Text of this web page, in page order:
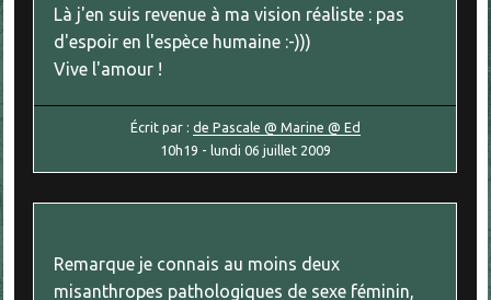
Là j'en suis revenue à ma vision réaliste : pas
d'espoir en l'espèce humaine :-)))
Vive l'amour !
Écrit par : de Pascale @ Marine @ Ed
10h19 - lundi 06 juillet 2009
Remarque je connais au moins deux
misanthropes pathologiques de sexe féminin,